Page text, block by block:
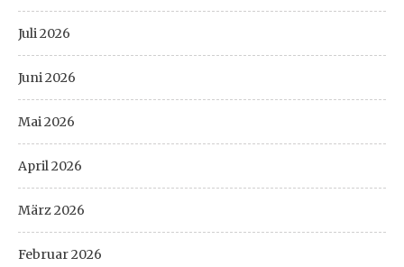
Juli 2026
Juni 2026
Mai 2026
April 2026
März 2026
Februar 2026